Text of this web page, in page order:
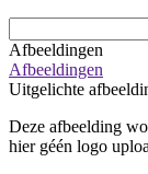
Afbeeldingen
Afbeeldingen
Uitgelichte
Deze afbeelding
hier géén logo